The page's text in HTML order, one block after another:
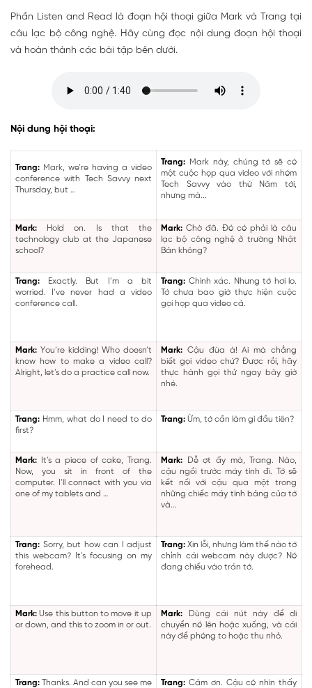
Phần Listen and Read là đoạn hội thoại giữa Mark và Trang tại
câu lạc bộ công nghệ. Hãy cùng đọc nội dung đoạn hội thoại
và hoàn thành các bài tập bên dưới.
Nội dung hội thoại:
Trang: Mark, we’re having a video
conference with Tech Savvy next
Thursday, but …
Trang: Mark này, chúng tớ sẽ có
một cuộc họp qua video với nhóm
Tech Savvy vào thứ Năm tới,
nhưng mà...
Mark: Hold on. Is that the
technology club at the Japanese
school?
Mark: Chờ đã. Đó có phải là câu
lạc bộ công nghệ ở trường Nhật
Bản không?
Trang: Exactly. But I’m a bit
worried. I’ve never had a video
conference call.
Trang: Chính xác. Nhưng tớ hơi lo.
Tớ chưa bao giờ thực hiện cuộc
gọi họp qua video cả.
Mark: You’re kidding! Who doesn’t
know how to make a video call?
Alright, let’s do a practice call now.
Mark: Cậu đùa à! Ai mà chẳng
biết gọi video chứ? Được rồi, hãy
thực hành gọi thử ngay bây giờ
nhé.
Trang: Hmm, what do I need to do
first?
Trang: Ừm, tớ cần làm gì đầu tiên?
Mark:
It’s a piece of cake, Trang.
Now, you sit in front of the
computer. I’ll connect with you via
one of my tablets and …
Mark: Dễ ợt ấy mà, Trang. Nào,
cậu ngồi trước máy tính đi. Tớ sẽ
kết nối với cậu qua một trong
những chiếc máy tính bảng của tớ
và...
Trang: Sorry, but how can I adjust
this webcam? It’s focusing on my
forehead.
Trang: Xin lỗi, nhưng làm thế nào tớ
chỉnh cái webcam này được? Nó
đang chiếu vào trán tớ.
Mark:Use this button to move it up
or down, and this to zoom in or out.
Mark: Dùng cái nút này để di
chuyển nó lên hoặc xuống, và cái
này để phóng to hoặc thu nhỏ.
Trang: Thanks. And can you see me
Trang: Cảm ơn. Cậu có nhìn thấy